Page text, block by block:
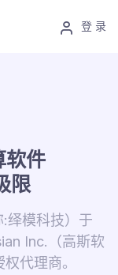
登 录
软件
限
:绎模科技）于
Inc.（高斯软
代理商。